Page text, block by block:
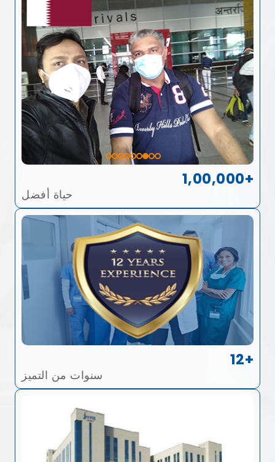
1,00,000+
حياة أفضل
12+
سنوات من التميز